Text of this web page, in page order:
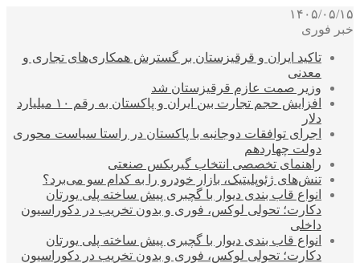
۱۴۰۵/۰۵/۱۵
خبر فوری
تاکید ایران و قرقیزستان بر گسترش همکاری‌های تجاری و
معدنی
وزیر صمت عازم قرقیزستان شد
افزایش حجم تجارت بین ایران و پاکستان به رقم ۱۰ میلیارد
دلار
اجرای توافقات دوجانبه با پاکستان در راستا سیاست محوری
دولت چهاردهم
راهنمای تخصصی انتخاب گیربکس صنعتی
تنش‌های ژئوپلیتیک، بازار خودرو را به کدام سو می‌برد؟
انواع قاب بندی دیوار با گچبری پیش ساخته پلی یورتان
دکارت؛ تحولی لوکس، فوری و بدون تخریب در دکوراسیون
داخلی
انواع قاب بندی دیوار با گچبری پیش ساخته پلی یورتان
دکارت؛ تحولی لوکس، فوری و بدون تخریب در دکوراسیون